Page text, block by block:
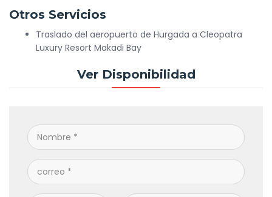
Otros Servicios
Traslado del aeropuerto de Hurgada a Cleopatra
Luxury Resort Makadi Bay
Ver Disponibilidad